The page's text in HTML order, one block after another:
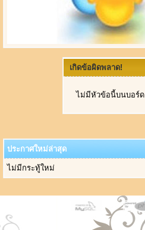
เกิดข้อผิดพลาด!
ไม่มีหัวข้อนี้บนบอร์ด
ประกาศใหม่ล่าสุด
ไม่มีกระทู้ใหม่